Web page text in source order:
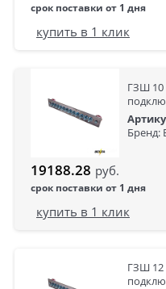
срок поставки от 1 дня
купить в 1 клик
ГЗШ 10
Бренд:
19188.28 руб.
срок поставки от 1 дня
купить в 1 клик
ГЗШ 12